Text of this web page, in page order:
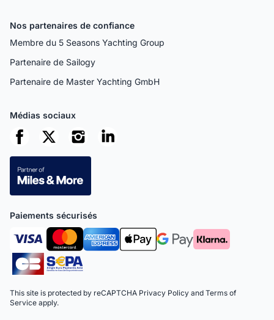
Nos partenaires de confiance
Membre du 5 Seasons Yachting Group
Partenaire de Sailogy
Partenaire de Master Yachting GmbH
Médias sociaux
Paiements sécurisés
This site is protected by reCAPTCHA Privacy Policy and Terms of
Service apply.